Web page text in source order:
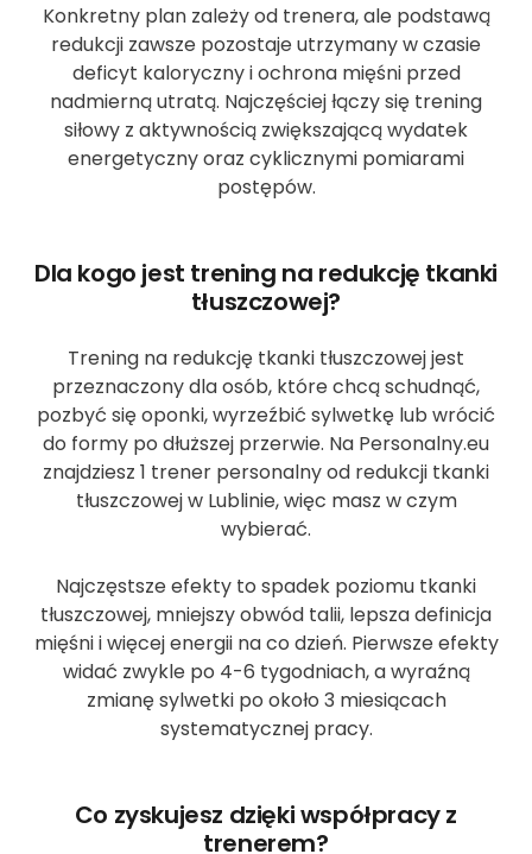
Konkretny plan zależy od trenera, ale podstawą
redukcji zawsze pozostaje utrzymany w czasie
deficyt kaloryczny i ochrona mięśni przed
nadmierną utratą. Najczęściej łączy się trening
siłowy z aktywnością zwiększającą wydatek
energetyczny oraz cyklicznymi pomiarami
postępów.
Dla kogo jest trening na redukcję tkanki
tłuszczowej?
Trening na redukcję tkanki tłuszczowej jest
przeznaczony dla osób, które chcą schudnąć,
pozbyć się oponki, wyrzeźbić sylwetkę lub wrócić
do formy po dłuższej przerwie. Na Personalny.eu
znajdziesz 1 trener personalny od redukcji tkanki
tłuszczowej w Lublinie, więc masz w czym
wybierać.
Najczęstsze efekty to spadek poziomu tkanki
tłuszczowej, mniejszy obwód talii, lepsza definicja
mięśni i więcej energii na co dzień. Pierwsze efekty
widać zwykle po 4-6 tygodniach, a wyraźną
zmianę sylwetki po około 3 miesiącach
systematycznej pracy.
Co zyskujesz dzięki współpracy z
trenerem?